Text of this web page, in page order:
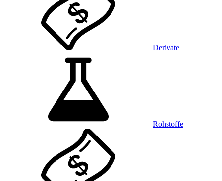
Derivate
Rohstoffe